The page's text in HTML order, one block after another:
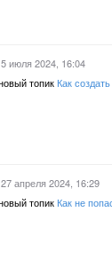
5 июля 2024, 16:04
топик Как
27 апреля 2024, 16:29
топик Как не